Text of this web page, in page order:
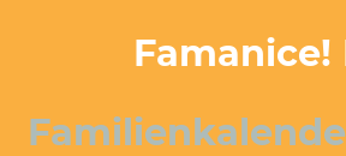
Famanice!